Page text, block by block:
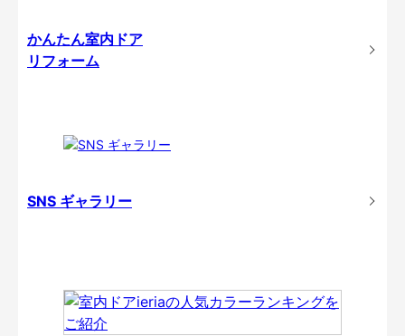
かんたん室内ドア
リフォーム
SNS ギャラリー